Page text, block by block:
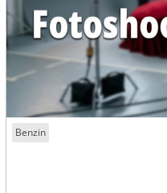
Benzin